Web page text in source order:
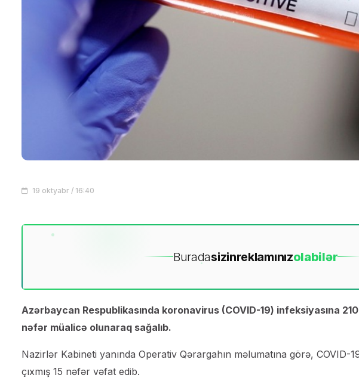
19 oktyabr / 16:40
Buradasizinreklamınızolabilər
Azərbaycan Respublikasında koronavirus (COVID-19) infeksiyasına
nəfər müalicə olunaraq sağalıb.
Nazirlər Kabineti yanında Operativ Qərargahın məlumatına görə,
çıxmış 15 nəfər vəfat edib.